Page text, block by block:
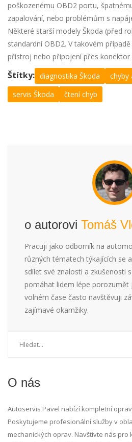
poškozenému OBD2 portu,
zapalování, nebo problémům s
Některé starší modely Škoda (před
standardní OBD2. V takovém
přístroj nebo připojení přes konektor
Štítky: diagnostika Škoda chyby
servis Škoda
čtení chyb
o autorovi Tomáš
Pracuji jako odborník na
různých tématech týkajících se
sdílet své znalosti a zkušenosti
pomáhat lidem lépe porozumět
volném čase často navštěvuji
zajímavé okamžiky.
O nás
Autoservis Pavel nabízí kompletní
Poskytujeme profesionální služby v
mechanických oprav. Navštivte nás